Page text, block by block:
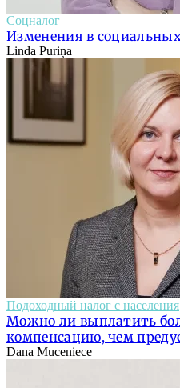
Соцналог
Изменения в
Linda Puriņa
Подоходный налог с населения
Можно ли выплатить
компенсацию, чем
Dana Muceniece